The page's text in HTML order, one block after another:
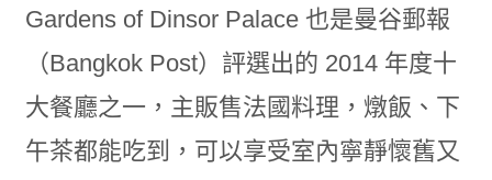
Gardens of Dinsor Palace 也是曼谷郵報
（Bangkok Post）評選出的 2014 年度十
大餐廳之一，主販售法國料理，燉飯、下
午茶都能吃到，可以享受室內寧靜懷舊又